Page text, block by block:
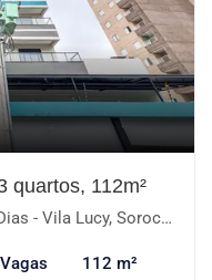
quartos, 112m²
Vila Lucy, Sorocaba-SP
112 m²